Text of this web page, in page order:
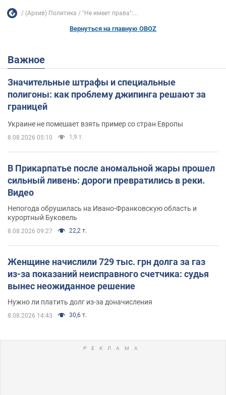
(Архив) Политика "Не имеет права":...
Вернуться на главную OBOZ
Важное
Значительные штрафы и специальные
полигоны: как проблему джипинга решают за
границей
Украине не помешает взять пример со стран Европы
8.08.2026 05:10 1,9 т.
В Прикарпатье после аномальной жары прошел
сильный ливень: дороги превратились в реки.
Видео
Непогода обрушилась на Ивано-Франковскую область и
курортный Буковель
8.08.2026 09:27 22,2 т.
Женщине начислили 729 тыс. грн долга за газ
из-за показаний неисправного счетчика: судья
вынес неожиданное решение
Нужно ли платить долг из-за доначисления
8.08.2026 14:43 30,6 т.